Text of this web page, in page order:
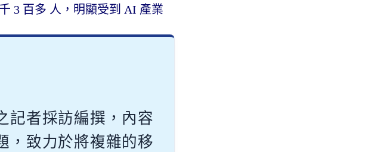
3 百多 人，明顯受到 AI 產業
記者採訪編撰，內容
，致力於將複雜的移